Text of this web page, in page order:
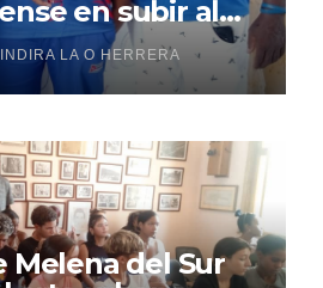
en subir al
INDIRA LA O HERRERA